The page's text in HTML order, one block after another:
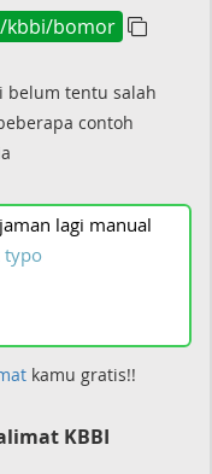
kbbi/bomor
belum tentu salah
contoh
jaman lagi manual
typo
kamu gratis!!
KBBI